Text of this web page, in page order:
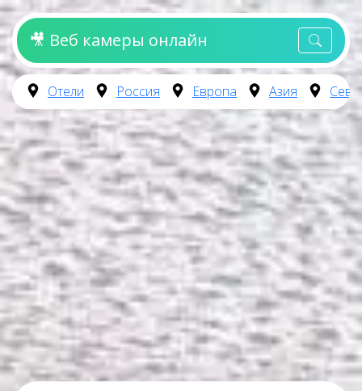
🎥 Веб камеры онлайн
Отели Россия Европа Азия